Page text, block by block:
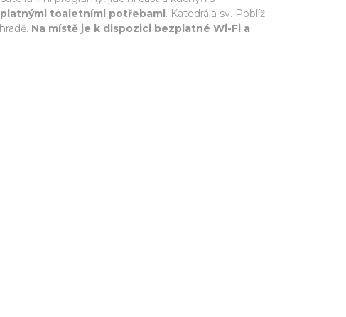
toaletními potřebami. Katedrála sv. Poblíž
Na místě je k dispozici bezplatné Wi-Fi a